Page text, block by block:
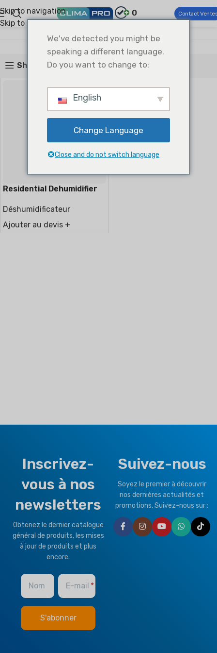
Skip to navigation
Skip to main content
0 Contact
Climapro® Confort à la maison Déshumidificateur
Déshumidificateur
Show sidebar
Residential Dehumidifier
Déshumidificateur
Ajouter au devis +
Inscrivez-
vous à nos
newsletters
Obtenez le dernier catalogue
général de produits, les mises
à jour de produits et plus
encore.
Nom E-mail
Suivez-nous
Soyez le premier à découvrir
nos dernières actualités et
promotions, Suivez-nous sur :
We've detected you might be
speaking a different language.
Do you want to change to:
English
Change Language
Close and do not switch language